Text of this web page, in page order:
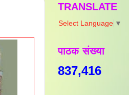
TRANSLATE
Select Language ▼
पाठक संख्या
837,416